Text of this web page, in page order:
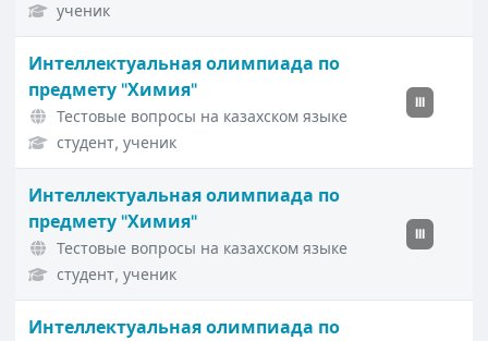
ученик
Интеллектуальная олимпиада по
предмету "Химия"
Тестовые вопросы на казахском языке
студент, ученик
III
Интеллектуальная олимпиада по
предмету "Химия"
Тестовые вопросы на казахском языке
студент, ученик
III
Интеллектуальная олимпиада по